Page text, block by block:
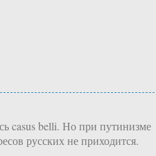
casus belli. Но при путинизме
русских не приходится.